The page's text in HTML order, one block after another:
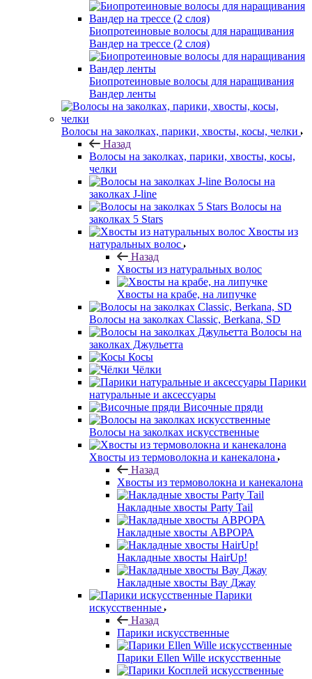
Биопротеиновые волосы для наращивания
Вандер на трессе (2 слоя)
Биопротеиновые волосы для наращивания
Вандер ленты
Волосы на заколках, парики, хвосты, косы, челки
Назад
Волосы на заколках, парики, хвосты, косы,
челки
Волосы на
заколках J-line
Волосы на
заколках 5 Stars
Хвосты из
натуральных волос
Назад
Хвосты из натуральных волос
Хвосты на крабе, на липучке
Волосы на заколках Classic, Berkana, SD
Волосы на
заколках Джульетта
Косы
Чёлки
Парики
натуральные и аксессуары
Височные пряди
Волосы на заколках искусственные
Хвосты из термоволокна и канекалона
Назад
Хвосты из термоволокна и канекалона
Накладные хвосты Party Tail
Накладные хвосты АВРОРА
Накладные хвосты HairUp!
Накладные хвосты Вау Джау
Парики
искусственные
Назад
Парики искусственные
Парики Ellen Wille искусственные